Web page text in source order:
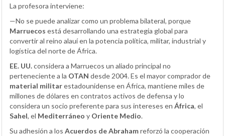
La profesora interviene:
—No se puede analizar como un problema bilateral, porque
Marruecos está desarrollando una estrategia global para
convertir al reino alauí en la potencia política, militar, industrial y
logística del norte de África.
EE. UU.considera a Marruecos un aliado principal no
perteneciente a la OTAN desde 2004. Es el mayor comprador de
material militarestadounidense en África, mantiene miles de
millones de dólares en contratos activos de defensa y lo
considera un socio preferente para sus intereses en África, el
Sahel, el Mediterráneo y Oriente Medio.
Su adhesión a los Acuerdos de Abrahamreforzó la cooperación